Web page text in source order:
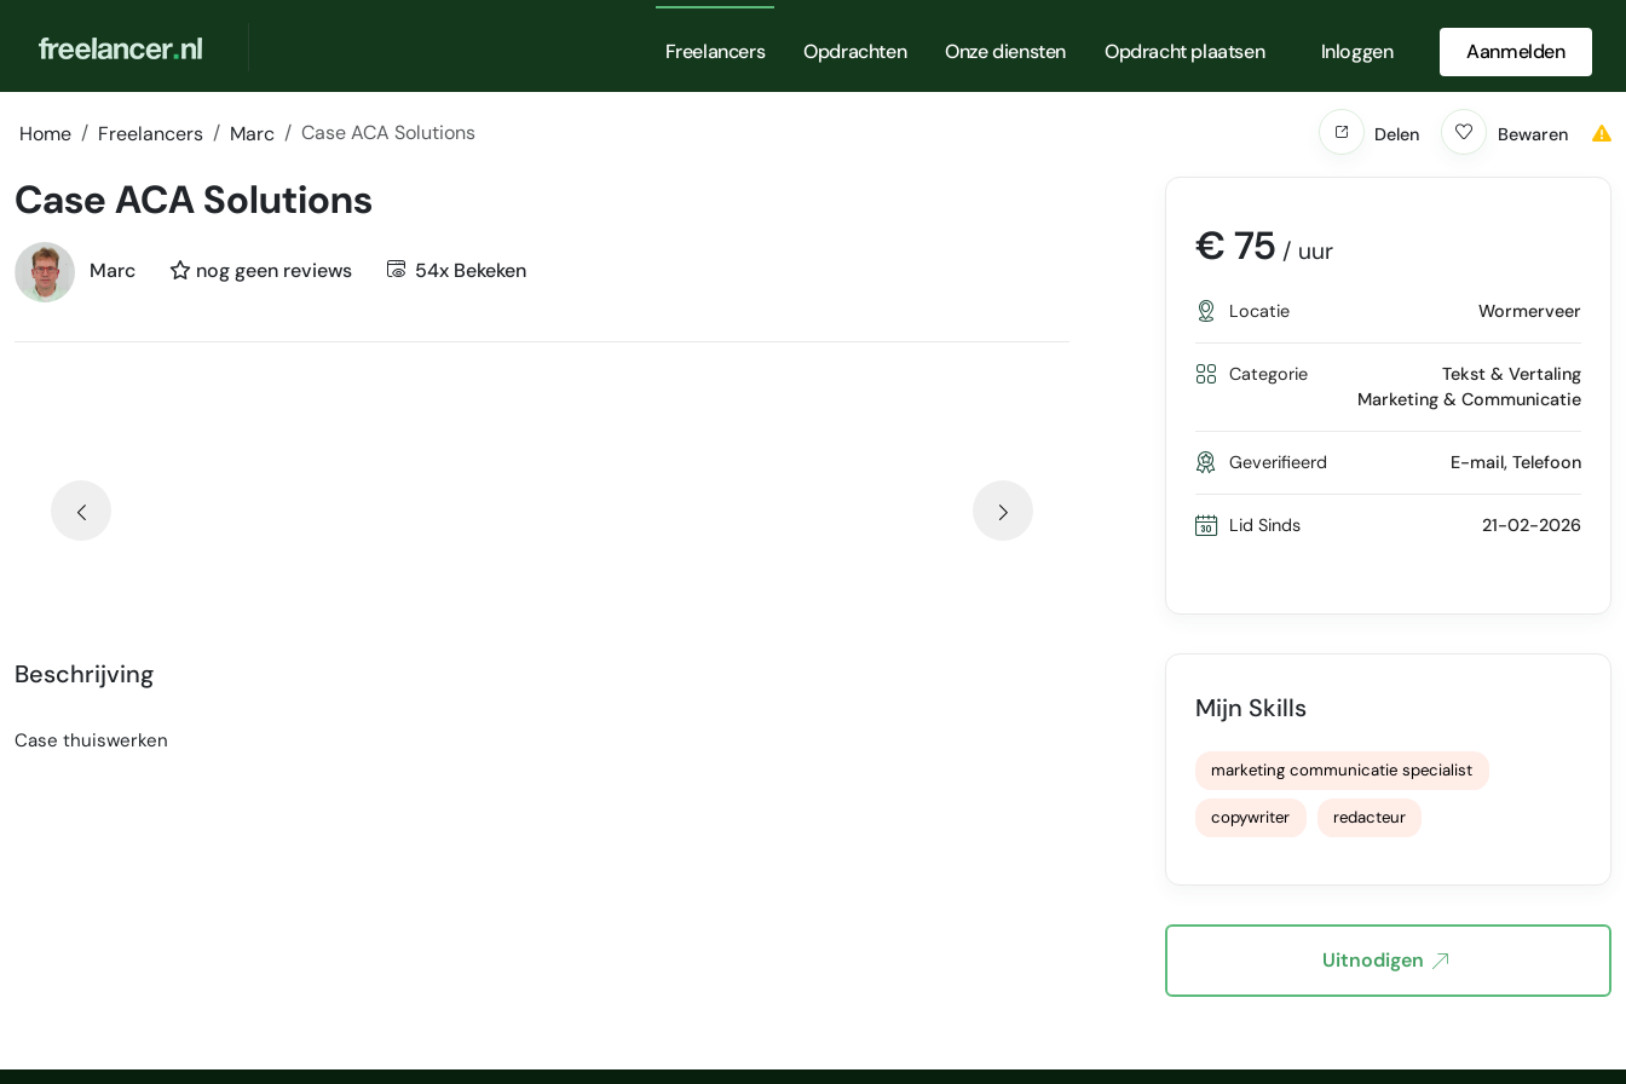
Freelancers Opdrachten Onze diensten Opdracht plaatsen Inloggen Aanmelden
Home Freelancers Marc Case ACA Solutions Delen Bewaren
Case ACA Solutions
Marc nog geen reviews 54x Bekeken
Beschrijving
Case thuiswerken
€ 75 / uur
Locatie Wormerveer
Categorie
Tekst & Vertaling
Marketing & Communicatie
Geverifieerd E-mail, Telefoon
Lid Sinds 21-02-2026
Mijn Skills
marketing communicatie specialist
copywriter redacteur
Uitnodigen